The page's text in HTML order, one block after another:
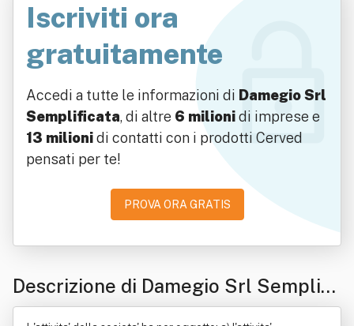
Iscriviti ora
gratuitamente
Accedi a tutte le informazioni di Damegio Srl
Semplificata, di altre 6 milionidi imprese e
13 milionidi contatti con i prodotti Cerved
pensati per te!
PROVA ORA GRATIS
Descrizione di Damegio Srl Semplifi
cata